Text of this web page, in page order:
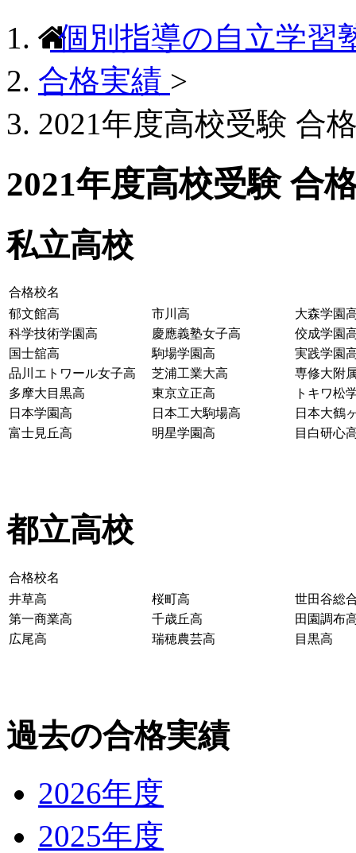
個別指導の自立学習
合格実績 >
2021年度高校受験 合
2021年度高校受験 合
私立高校
合格校名
郁文館高
市川高
大森学園
科学技術学園高
慶應義塾女子高
佼成学園
国士舘高
駒場学園高
実践学園
品川エトワール女子高
芝浦工業大高
専修大附
多摩大目黒高
東京立正高
トキワ松
日本学園高
日本工大駒場高
日本大鶴
富士見丘高
明星学園高 目白研心
都立高校
合格校名
井草高
桜町高
世田谷総
第一商業高
千歳丘高
田園調布
広尾高
瑞穂農芸高 目黒高
過去の合格実績
2026年度
2025年度